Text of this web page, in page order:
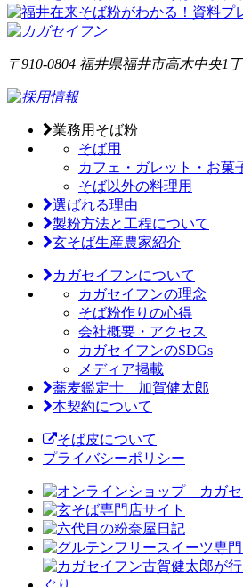
〒910-0804 福井県福井市高木中央1
業務用そば粉
そば用
カフェ・ガレット・お菓
そば以外の料理用
選ばれる理由
製粉方法と工程について
玄そば生産農家紹介
カガセイフンについて
カガセイフンの理念
そば粉作りの心得
会社概要・アクセス
カガセイフンのSDGs
メディア掲載
蕎麦鑑定士 加賀健太郎
本契約について
そば皮について
プライバシーポリシー